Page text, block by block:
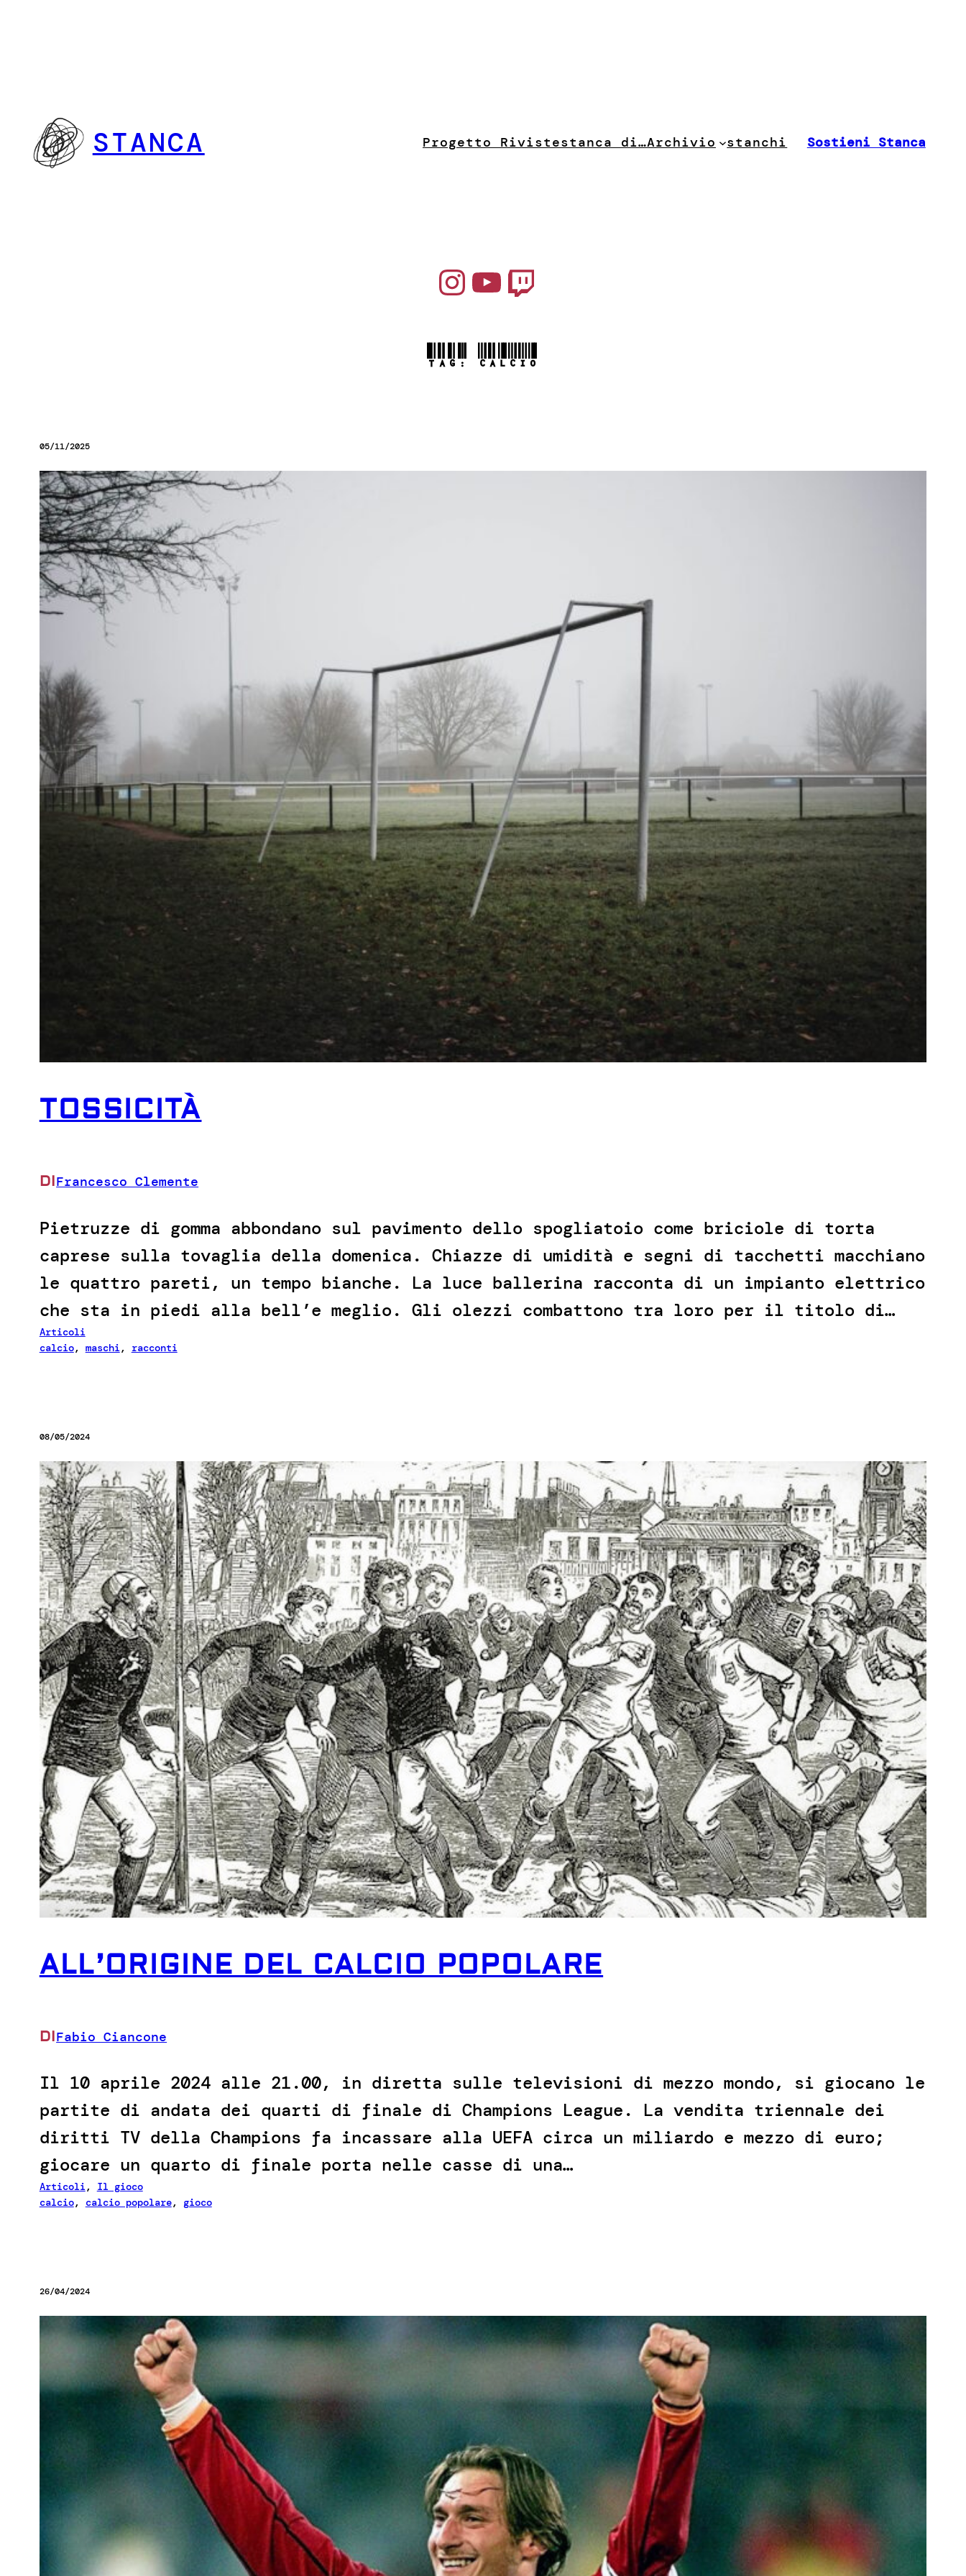
STANCA Progetto Rivistestanca di…Archivio stanchi Sostieni Stanca
Instagram YouTube Twitch
TAG: CALCIO
05/11/2025
TOSSICITÀ
DIFrancesco Clemente
Pietruzze di gomma abbondano sul pavimento dello spogliatoio come briciole di torta
caprese sulla tovaglia della domenica. Chiazze di umidità e segni di tacchetti macchiano
le quattro pareti, un tempo bianche. La luce ballerina racconta di un impianto elettrico
che sta in piedi alla bell’e meglio. Gli olezzi combattono tra loro per il titolo di…
Articoli
calcio, maschi, racconti
08/05/2024
ALL’ORIGINE DEL CALCIO POPOLARE
DIFabio Ciancone
Il 10 aprile 2024 alle 21.00, in diretta sulle televisioni di mezzo mondo, si giocano le
partite di andata dei quarti di finale di Champions League. La vendita triennale dei
diritti TV della Champions fa incassare alla UEFA circa un miliardo e mezzo di euro;
giocare un quarto di finale porta nelle casse di una…
Articoli, Il gioco
calcio, calcio popolare, gioco
26/04/2024